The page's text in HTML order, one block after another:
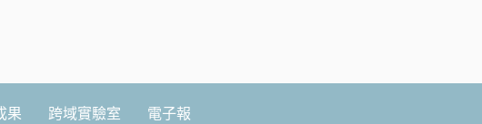
果 跨域實驗室 電子報